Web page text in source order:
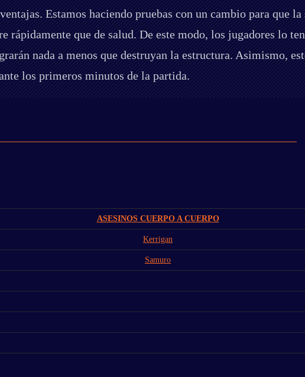
Estamos haciendo pruebas con un cambio para que
rápidamente que de salud. De este modo, los jugadores lo
nada a menos que destruyan la estructura. Asimismo,
los primeros minutos de la partida.
ASESINOS CUERPO A CUERPO
Kerrigan
Samuro